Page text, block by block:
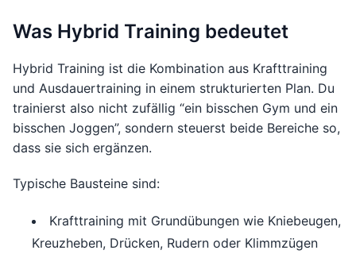
Was Hybrid Training bedeutet
Hybrid Training ist die Kombination aus Krafttraining
und Ausdauertraining in einem strukturierten Plan. Du
trainierst also nicht zufällig “ein bisschen Gym und ein
bisschen Joggen”, sondern steuerst beide Bereiche so,
dass sie sich ergänzen.
Typische Bausteine sind:
Krafttraining mit Grundübungen wie Kniebeugen,
Kreuzheben, Drücken, Rudern oder Klimmzügen